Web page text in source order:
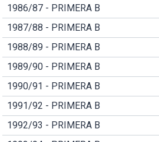
1986/87 - PRIMERA B
1987/88 - PRIMERA B
1988/89 - PRIMERA B
1989/90 - PRIMERA B
1990/91 - PRIMERA B
1991/92 - PRIMERA B
1992/93 - PRIMERA B